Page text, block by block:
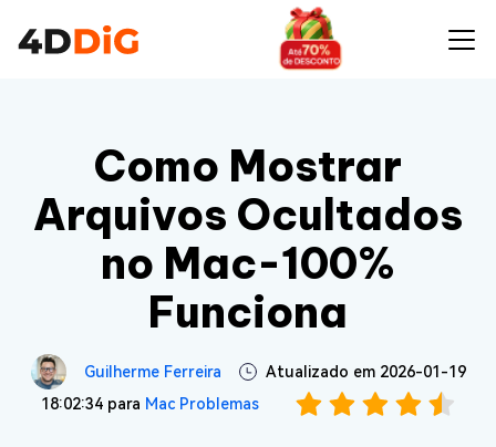
Como Mostrar
Arquivos Ocultados
no Mac-100%
Funciona
Guilherme Ferreira
Atualizado em 2026-01-19
18:02:34 para Mac Problemas